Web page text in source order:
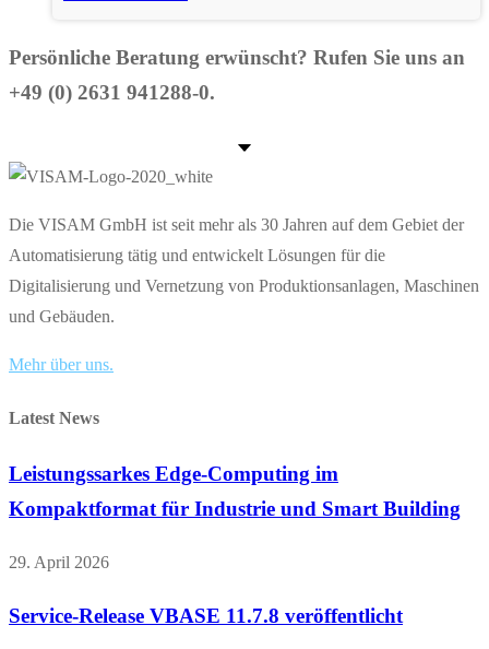
Persönliche Beratung erwünscht? Rufen Sie uns an
+49 (0) 2631 941288-0.
Die VISAM GmbH ist seit mehr als 30 Jahren auf dem Gebiet der
Automatisierung tätig und entwickelt Lösungen für die
Digitalisierung und Vernetzung von Produktionsanlagen, Maschinen
und Gebäuden.
Mehr über uns.
Latest News
Leistungssarkes Edge-Computing im
Kompaktformat für Industrie und Smart Building
29. April 2026
Service-Release VBASE 11.7.8 veröffentlicht